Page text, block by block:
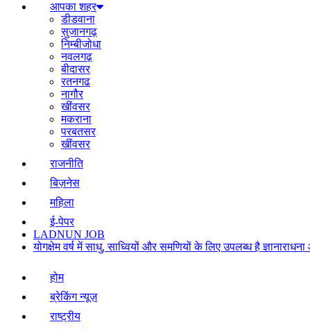
आपका शहर
डीडवाना
सुजानगढ़
निम्बीजोधा
नवलगढ़
बीदासर
रतनगढ
नागौर
खींवसर
मकराना
परबतसर
खींवसर
राजनीति
बिज़नेस
महिला
ई-पेपर
LADNUN JOB
योगक्षेम वर्ष में साधु, साध्वियों और समणियों के लिए उपलब्ध है
होम
ब्रेकिंग न्यूज़
राष्ट्रीय